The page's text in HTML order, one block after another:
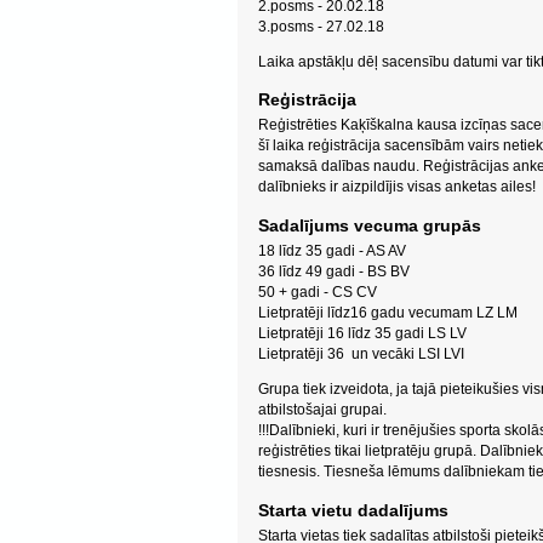
2.posms - 20.02.18
3.posms - 27.02.18
Laika apstākļu dēļ sacensību datumi var
Reģistrācija
Reģistrēties Kaķīškalna kausa izcīņas
šī laika reģistrācija sacensībām vairs
samaksā dalības naudu. Reģistrācijas
dalībnieks ir aizpildījis visas anketas ailes!
Sadalījums vecuma grupās
18 līdz 35 gadi - AS AV
36 līdz 49 gadi - BS BV
50 + gadi - CS CV
Lietpratēji līdz16 gadu vecumam LZ LM
Lietpratēji 16 līdz 35 gadi LS LV
Lietpratēji 36 un vecāki LSI LVI
Grupa tiek izveidota, ja tajā pieteikušies
atbilstošajai grupai.
!!!Dalībnieki, kuri ir trenējušies sporta
reģistrēties tikai lietpratēju grupā.
tiesnesis. Tiesneša lēmums dalībniekam
Starta vietu dadalījums
Starta vietas tiek sadalītas atbilstoši